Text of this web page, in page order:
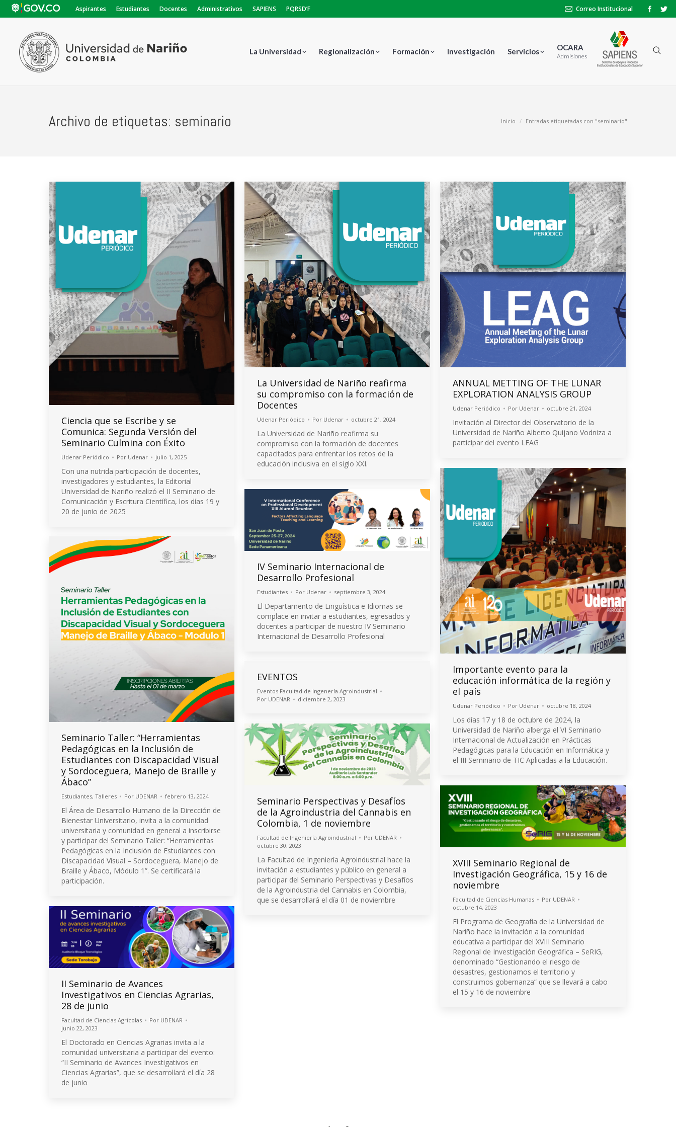
Aspirantes Estudiantes Docentes Administrativos SAPIENS PQRSD’F Correo Institucional
La Universidad Regionalización Formación Investigación Servicios OCARA
Admisiones
Archivo de etiquetas: seminario Inicio Entradas etiquetadas con "seminario"
Ciencia que se Escribe y se
Comunica: Segunda Versión del
Seminario Culmina con Éxito
Udenar Periódico Por Udenar julio 1, 2025
Con una nutrida participación de docentes,
investigadores y estudiantes, la Editorial
Universidad de Nariño realizó el II Seminario de
Comunicación y Escritura Científica, los días 19 y
20 de junio de 2025
La Universidad de Nariño reafirma
su compromiso con la formación de
Docentes
Udenar Periódico Por Udenar octubre 21, 2024
La Universidad de Nariño reafirma su
compromiso con la formación de docentes
capacitados para enfrentar los retos de la
educación inclusiva en el siglo XXI.
ANNUAL METTING OF THE LUNAR
EXPLORATION ANALYSIS GROUP
Udenar Periódico Por Udenar octubre 21, 2024
Invitación al Director del Observatorio de la
Universidad de Nariño Alberto Quijano Vodniza a
participar del evento LEAG
Importante evento para la
educación informática de la región y
el país
Udenar Periódico Por Udenar octubre 18, 2024
Los días 17 y 18 de octubre de 2024, la
Universidad de Nariño alberga el VI Seminario
Internacional de Actualización en Prácticas
Pedagógicas para la Educación en Informática y
el III Seminario de TIC Aplicadas a la Educación.
IV Seminario Internacional de
Desarrollo Profesional
Estudiantes Por Udenar septiembre 3, 2024
El Departamento de Lingüística e Idiomas se
complace en invitar a estudiantes, egresados y
docentes a participar de nuestro IV Seminario
Internacional de Desarrollo Profesional
Seminario Taller: “Herramientas
Pedagógicas en la Inclusión de
Estudiantes con Discapacidad Visual
y Sordoceguera, Manejo de Braille y
Ábaco”
Estudiantes, Talleres Por UDENAR febrero 13, 2024
El Área de Desarrollo Humano de la Dirección de
Bienestar Universitario, invita a la comunidad
universitaria y comunidad en general a inscribirse
y participar del Seminario Taller: “Herramientas
Pedagógicas en la Inclusión de Estudiantes con
Discapacidad Visual – Sordoceguera, Manejo de
Braille y Ábaco, Módulo 1”. Se certificará la
participación.
EVENTOS
Eventos Facultad de Ingenería Agroindustrial
Por UDENAR diciembre 2, 2023
Seminario Perspectivas y Desafíos
de la Agroindustria del Cannabis en
Colombia, 1 de noviembre
Facultad de Ingeniería Agroindustrial Por UDENAR
octubre 30, 2023
La Facultad de Ingeniería Agroindustrial hace la
invitación a estudiantes y público en general a
participar del Seminario Perspectivas y Desafíos
de la Agroindustria del Cannabis en Colombia,
que se desarrollará el día 01 de noviembre
XVIII Seminario Regional de
Investigación Geográfica, 15 y 16 de
noviembre
Facultad de Ciencias Humanas Por UDENAR
octubre 14, 2023
El Programa de Geografía de la Universidad de
Nariño hace la invitación a la comunidad
educativa a participar del XVIII Seminario
Regional de Investigación Geográfica – SeRIG,
denominado “Gestionando el riesgo de
desastres, gestionamos el territorio y
construimos gobernanza” que se llevará a cabo
el 15 y 16 de noviembre
II Seminario de Avances
Investigativos en Ciencias Agrarias,
28 de junio
Facultad de Ciencias Agrícolas Por UDENAR
junio 22, 2023
El Doctorado en Ciencias Agrarias invita a la
comunidad universitaria a participar del evento:
“II Seminario de Avances Investigativos en
Ciencias Agrarias”, que se desarrollará el día 28
de junio